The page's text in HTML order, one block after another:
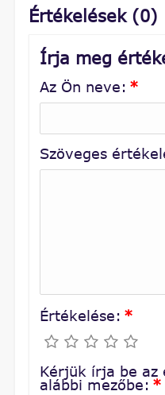
Értékelések (0)
Írja meg
Az Ön neve: *
Szöveges
Értékelése: *
Kérjük írja be az
alábbi mezőbe: *